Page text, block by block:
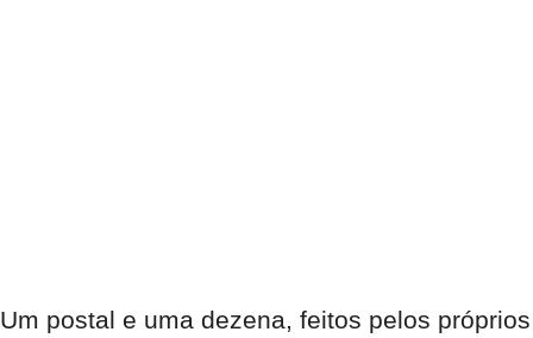
Um postal e uma dezena, feitos pelos próprios